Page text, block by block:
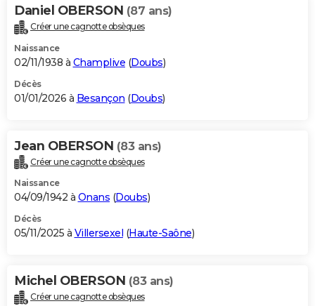
Daniel OBERSON (87 ans)
Créer une cagnotte obsèques
Naissance
02/11/1938 à Champlive (Doubs)
Décès
01/01/2026 à Besançon (Doubs)
Jean OBERSON (83 ans)
Créer une cagnotte obsèques
Naissance
04/09/1942 à Onans (Doubs)
Décès
05/11/2025 à Villersexel (Haute-Saône)
Michel OBERSON (83 ans)
Créer une cagnotte obsèques